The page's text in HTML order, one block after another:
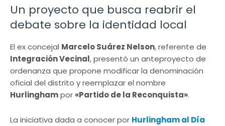
Un proyecto que busca reabrir el
debate sobre la identidad local
El ex concejal Marcelo Suárez Nelson, referente de
Integración Vecinal, presentó un anteproyecto de
ordenanza que propone modificar la denominación
oficial del distrito y reemplazar el nombre
Hurlinghampor «Partido de la Reconquista».
La iniciativa dada a conocer por Hurlingham al Día